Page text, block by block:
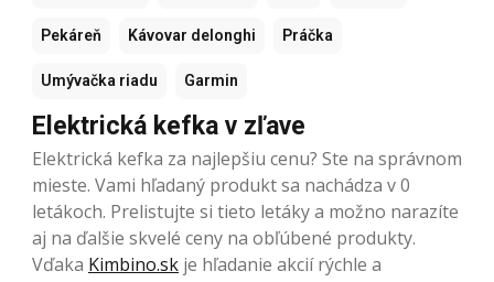
Pekáreň Kávovar delonghi Práčka
Umývačka riadu Garmin
Elektrická kefka v zľave
Elektrická kefka za najlepšiu cenu? Ste na správnom
mieste. Vami hľadaný produkt sa nachádza v 0
letákoch. Prelistujte si tieto letáky a možno narazíte
aj na ďalšie skvelé ceny na obľúbené produkty.
Vďaka Kimbino.sk je hľadanie akcií rýchle a